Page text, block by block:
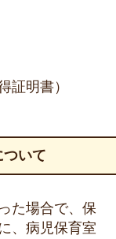
証明書）
いて
た場合で、保
、病児保育室